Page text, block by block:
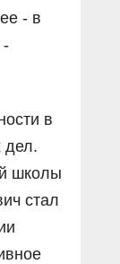
- в
-
в
дел.
школы
стал